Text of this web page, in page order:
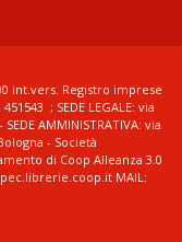
int.vers. Registro imprese
; SEDE LEGALE: via
AMMINISTRATIVA: via
- Società
di Coop Alleanza 3.0
MAIL: